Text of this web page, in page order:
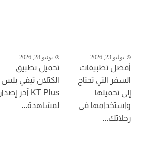
يوليو 23, 2026
أفضل تطبيقات
السفر التي تحتاج
إلى تحميلها
واستخدامها في
رحلاتك...
يونيو 28, 2026
تحميل تطبيق
الكتلان تيفي بلس
KT Plus آخر إصدار
لمشاهدة...